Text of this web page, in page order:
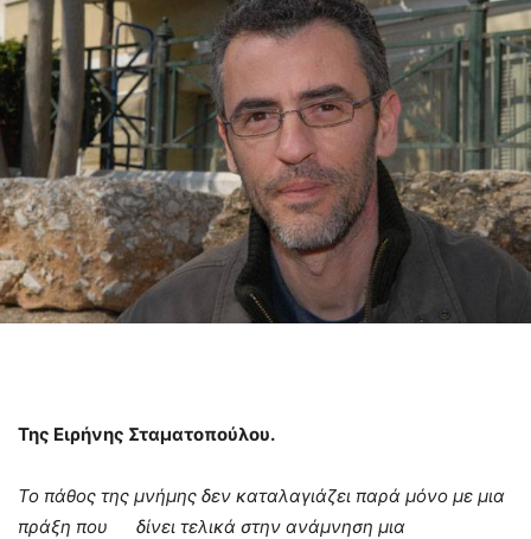
Της Ειρήνης Σταματοπούλου.
Το πάθος της μνήμης δεν καταλαγιάζει παρά μόνο με μια
πράξη που δίνει τελικά στην ανάμνηση μια